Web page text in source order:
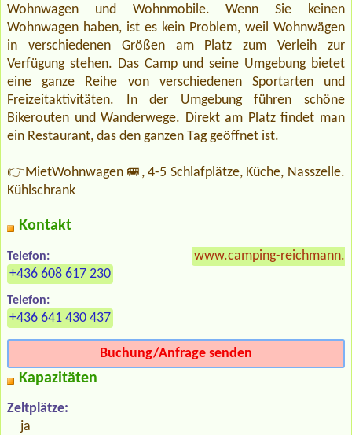
Wohnwagen und Wohnmobile. Wenn Sie keinen
Wohnwagen haben, ist es kein Problem, weil Wohnwägen
in verschiedenen Größen am Platz zum Verleih zur
Verfügung stehen. Das Camp und seine Umgebung bietet
eine ganze Reihe von verschiedenen Sportarten und
Freizeitaktivitäten. In der Umgebung führen schöne
Bikerouten und Wanderwege. Direkt am Platz findet man
ein Restaurant, das den ganzen Tag geöffnet ist.
👉MietWohnwagen 🚐, 4-5 Schlafplätze, Küche, Nasszelle.
Kühlschrank
Kontakt
Telefon:
+436 608 617 230
Telefon:
+436 641 430 437
www.camping-
Buchung/Anfrage senden
Kapazitäten
Zeltplätze:
ja